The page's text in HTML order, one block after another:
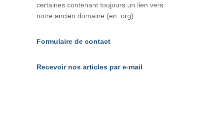
certaines contenant toujours un lien vers
notre ancien domaine (en .org)
Formulaire de contact
Recevoir nos articles par e-mail